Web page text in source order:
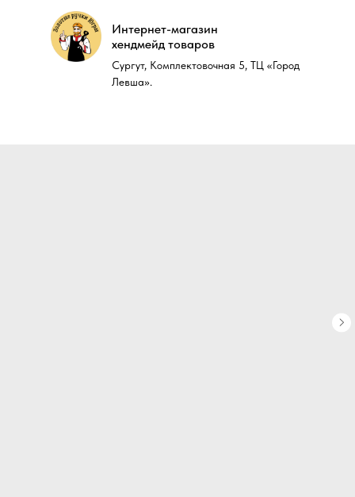
Интернет-магазин
хендмейд товаров
Сургут, Комплектовочная 5, ТЦ «Город
Левша».
Интернет-магазин
хендмейд товаров
Сургут, Комплектовочная 5, ТЦ «Город
Левша».